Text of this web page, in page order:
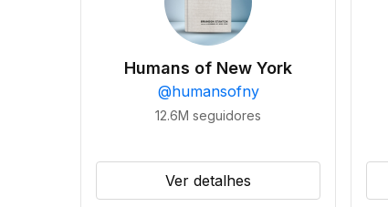
Humans of New York
@humansofny
12.6M seguidores
Ver detalhes